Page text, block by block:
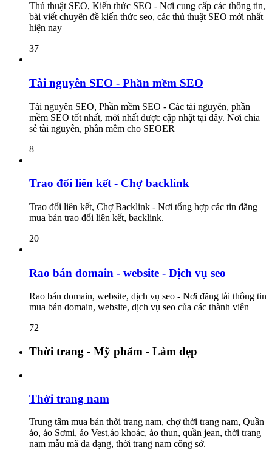
Thủ thuật SEO, Kiến thức SEO - Nơi cung cấp các thông tin,
bài viết chuyên đề kiến thức seo, các thủ thuật SEO mới nhất
hiện nay
37
Tài nguyên SEO - Phần mềm SEO
Tài nguyên SEO, Phần mềm SEO - Các tài nguyên, phần
mềm SEO tốt nhất, mới nhất được cập nhật tại đây. Nơi chia
sẻ tài nguyên, phần mềm cho SEOER
8
Trao đổi liên kết - Chợ backlink
Trao đổi liên kết, Chợ Backlink - Nơi tổng hợp các tin đăng
mua bán trao đổi liên kết, backlink.
20
Rao bán domain - website - Dịch vụ seo
Rao bán domain, website, dịch vụ seo - Nơi đăng tải thông tin
mua bán domain, website, dịch vụ seo của các thành viên
72
Thời trang - Mỹ phẩm - Làm đẹp
Thời trang nam
Trung tâm mua bán thời trang nam, chợ thời trang nam, Quần
áo, áo Sơmi, áo Vest,áo khoác, áo thun, quần jean, thời trang
nam mẫu mã đa dạng, thời trang nam công sở.